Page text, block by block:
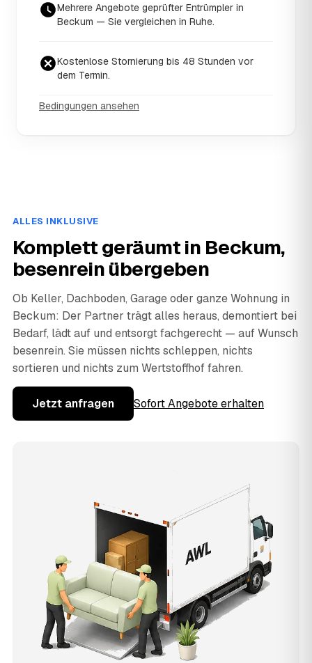
Mehrere Angebote geprüfter Entrümpler in
Beckum — Sie vergleichen in Ruhe.
Kostenlose Stornierung bis 48 Stunden vor
dem Termin.
Bedingungen ansehen
ALLES INKLUSIVE
Komplett geräumt in Beckum,
besenrein übergeben
Ob Keller, Dachboden, Garage oder ganze Wohnung in
Beckum: Der Partner trägt alles heraus, demontiert bei
Bedarf, lädt auf und entsorgt fachgerecht — auf Wunsch
besenrein. Sie müssen nichts schleppen, nichts
sortieren und nichts zum Wertstoffhof fahren.
Jetzt anfragen Sofort Angebote erhalten